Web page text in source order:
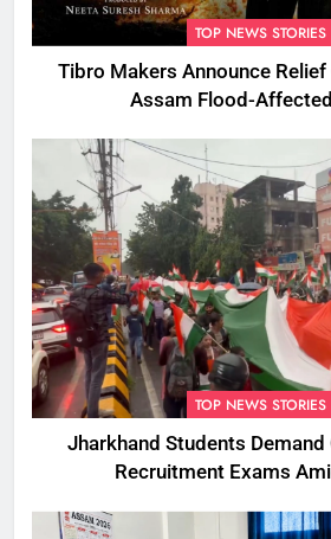
TOP NEWS STORIES
Tibro Makers Announce
Assam Flood-
TOP NEWS STORIES
Jharkhand Students
Recruitment Exams